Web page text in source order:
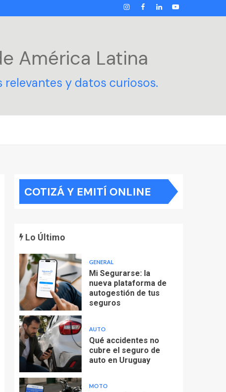
INSTAGRAM
FACEBOOK
LINKEDIN
YOUTUBE
América Latina
y datos curiosos.
COTIZÁ Y EMITÍ ONLINE
Lo Último
GENERAL
Mi Segurarse: la
nueva plataforma de
autogestión de tus
seguros
AUTO
Qué accidentes no
cubre el seguro de
auto en Uruguay
MOTO